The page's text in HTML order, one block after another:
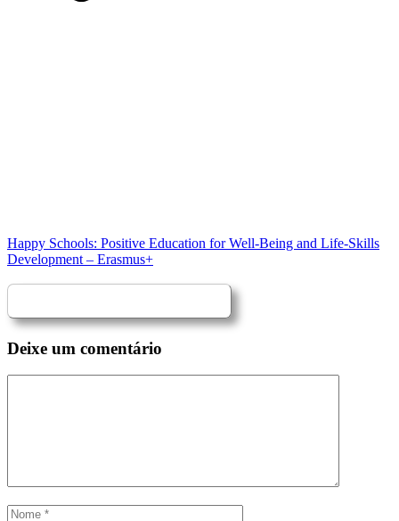
Happy Schools: Positive Education for Well-Being and Life-Skills
Development – Erasmus+
Deixe um comentário
Nome